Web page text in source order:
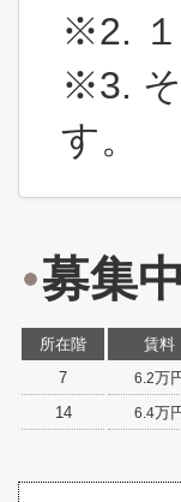
※2.
※3. そ
す。
募集
所在階 賃料
7
6.2万
14
6.4万